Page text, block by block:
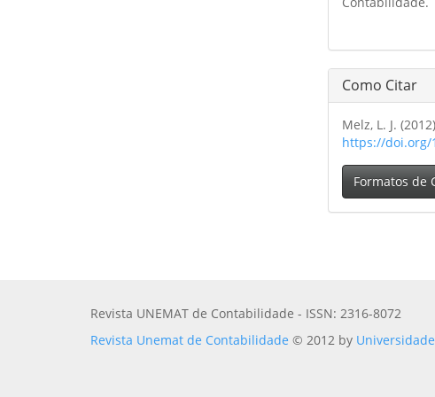
Como Citar
Melz, L. J.
https://doi.org/
Formatos de
Revista UNEMAT de Contabilidade - ISSN: 2316-8072
Revista Unemat de Contabilidade © 2012 by